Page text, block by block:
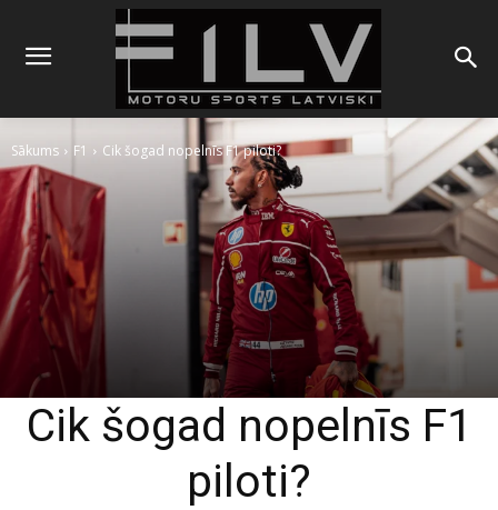
Sākums F1 Cik šogad nopelnīs F1 piloti?
Cik šogad nopelnīs F1
piloti?